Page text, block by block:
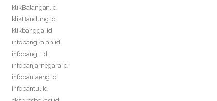
klikBalangan.id
klikBandung.id
klikbanggai.id
infobangkalan.id
infobangli.id
infobanjarnegara.id
infobantaeng.id
infobantul.id